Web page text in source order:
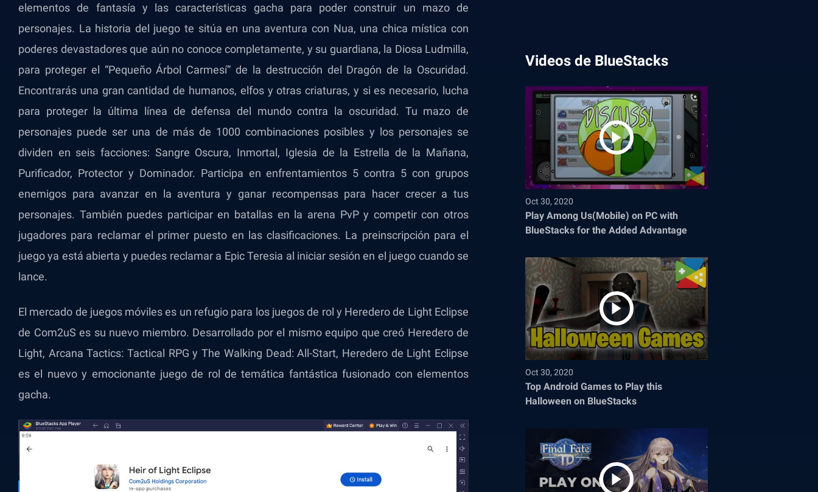
elementos de fantasía y las características gacha para poder construir un mazo de
personajes. La historia del juego te sitúa en una aventura con Nua, una chica mística con
poderes devastadores que aún no conoce completamente, y su guardiana, la Diosa Ludmilla,
para proteger el “Pequeño Árbol Carmesí” de la destrucción del Dragón de la Oscuridad.
Encontrarás una gran cantidad de humanos, elfos y otras criaturas, y si es necesario, lucha
para proteger la última línea de defensa del mundo contra la oscuridad. Tu mazo de
personajes puede ser una de más de 1000 combinaciones posibles y los personajes se
dividen en seis facciones: Sangre Oscura, Inmortal, Iglesia de la Estrella de la Mañana,
Purificador, Protector y Dominador. Participa en enfrentamientos 5 contra 5 con grupos
enemigos para avanzar en la aventura y ganar recompensas para hacer crecer a tus
personajes. También puedes participar en batallas en la arena PvP y competir con otros
jugadores para reclamar el primer puesto en las clasificaciones. La preinscripción para el
juego ya está abierta y puedes reclamar a Epic Teresia al iniciar sesión en el juego cuando se
lance.
El mercado de juegos móviles es un refugio para los juegos de rol y Heredero de Light Eclipse
de Com2uS es su nuevo miembro. Desarrollado por el mismo equipo que creó Heredero de
Light, Arcana Tactics: Tactical RPG y The Walking Dead: All-Start, Heredero de Light Eclipse
es el nuevo y emocionante juego de rol de temática fantástica fusionado con elementos
gacha.
Videos de BlueStacks
Oct 30, 2020
Play Among Us(Mobile) on PC with
BlueStacks for the Added Advantage
Oct 30, 2020
Top Android Games to Play this
Halloween on BlueStacks